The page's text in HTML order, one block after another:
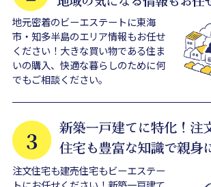
地元密着のビーエステートに東海
市・知多半島のエリア情報もお任せ
ください！大きな買い物である住ま
いの購入、快適な暮らしのために何
でもご相談ください。
注文住宅も建売住宅もビーエステー